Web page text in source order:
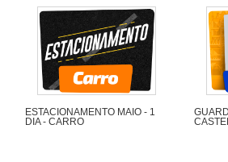
ESTACIONAMENTO MAIO - 1
DIA - CARRO